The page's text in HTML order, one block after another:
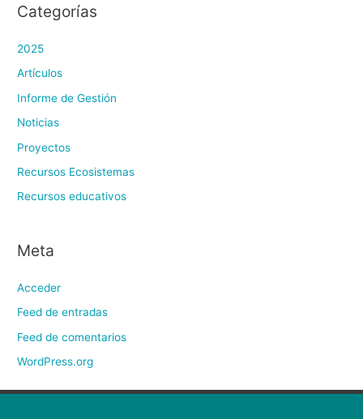
Categorías
2025
Artículos
Informe de Gestión
Noticias
Proyectos
Recursos Ecosistemas
Recursos educativos
Meta
Acceder
Feed de entradas
Feed de comentarios
WordPress.org